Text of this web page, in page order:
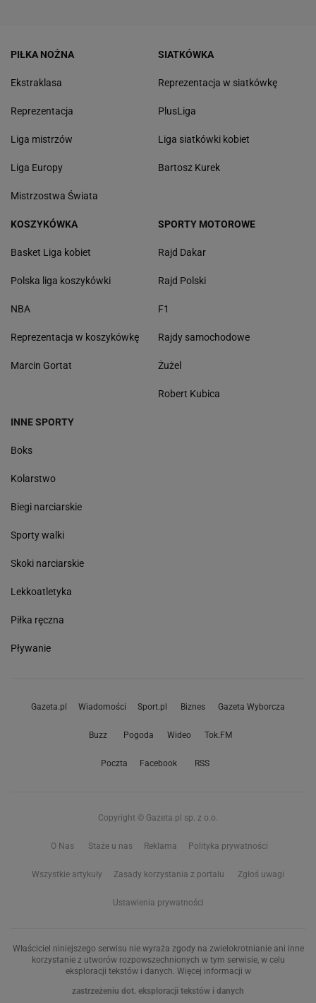
PIŁKA NOŻNA
Ekstraklasa
Reprezentacja
Liga mistrzów
Liga Europy
Mistrzostwa Świata
SIATKÓWKA
Reprezentacja w siatkówkę
PlusLiga
Liga siatkówki kobiet
Bartosz Kurek
KOSZYKÓWKA
Basket Liga kobiet
Polska liga koszykówki
NBA
Reprezentacja w koszykówkę
Marcin Gortat
SPORTY MOTOROWE
Rajd Dakar
Rajd Polski
F1
Rajdy samochodowe
Żużel
Robert Kubica
INNE SPORTY
Boks
Kolarstwo
Biegi narciarskie
Sporty walki
Skoki narciarskie
Lekkoatletyka
Piłka ręczna
Pływanie
Gazeta.pl Wiadomości Sport.pl Biznes Gazeta Wyborcza
Buzz Pogoda Wideo Tok.FM
Poczta Facebook RSS
Copyright © Gazeta.pl sp. z o.o.
O Nas Staże u nas Reklama Polityka prywatności
Wszystkie artykuły Zasady korzystania z portalu Zgłoś uwagi
Ustawienia prywatności
Właściciel niniejszego serwisu nie wyraża zgody na zwielokrotnianie ani inne
korzystanie z utworów rozpowszechnionych w tym serwisie, w celu
eksploracji tekstów i danych. Więcej informacji w
zastrzeżeniu dot. eksploracji tekstów i danych